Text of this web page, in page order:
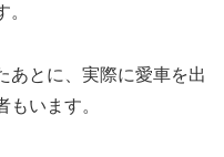
あとに、実際に愛車を出
います。